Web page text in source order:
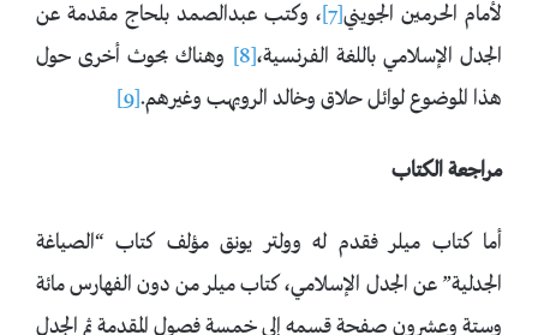
لأمام الحرمين الجويني[7] ، وكتب عبدالصمد بلحاج مقدمة عن
الجدل الإسلامي باللغة الفرنسية،[8]
وهناك بحوث أخرى حول
هذا الموضوع لوائل حلاق وخالد الرويهب وغيرهم.[9]
مراجعة الكتاب
أما كتاب ميلر فقدم له وولتر يونق مؤلف كتاب “الصياغة
الجدلية” عن الجدل الإسلامي، كتاب ميلر من دون الفهارس مائة
وستة وعشرون صفحة قسمه إلى خمسة فصول المقدمة ثم الجدل